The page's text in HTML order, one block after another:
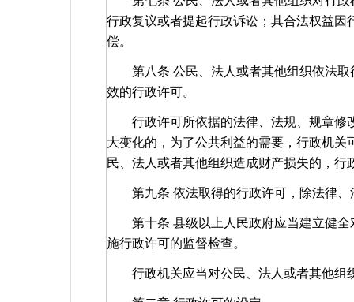
行政复议或者提起行政诉讼；其合法权益
偿。
第八条 公民、法人或者其他组织依法取
效的行政许可。
行政许可所依据的法律、法规、规章修
大变化的，为了公共利益的需要，行政机
民、法人或者其他组织造成财产损失的，行
第九条 依法取得的行政许可，除法律、
第十条 县级以上人民政府应当建立健全
施行政许可的监督检查。
行政机关应当对公民、法人或者其他